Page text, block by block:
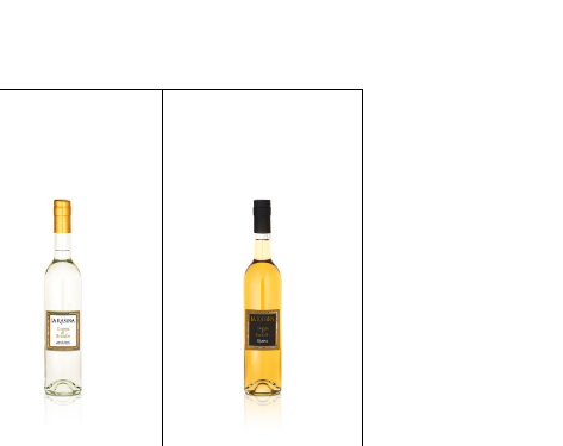
Scopri Scopri